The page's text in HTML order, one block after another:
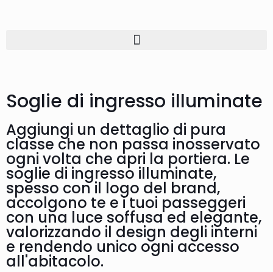
Soglie di ingresso illuminate
Aggiungi un dettaglio di pura
classe che non passa inosservato
ogni volta che apri la portiera. Le
soglie di ingresso illuminate,
spesso con il logo del brand,
accolgono te e i tuoi passeggeri
con una luce soffusa ed elegante,
valorizzando il design degli interni
e rendendo unico ogni accesso
all'abitacolo.